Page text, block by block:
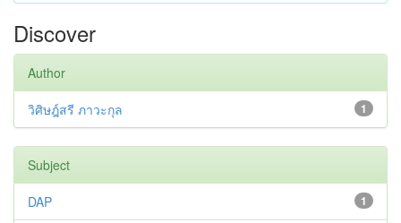
Discover
Author
1
วิศิษฎ์สรี ภาวะกุล
Subject
1
DAP